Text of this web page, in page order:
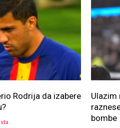
Rodrija da izabere
Ulazim
bombe